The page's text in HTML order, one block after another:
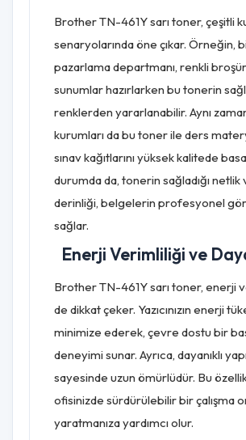
Brother TN-461Y sarı toner, çeşitli
senaryolarında öne çıkar. Örneğin,
pazarlama departmanı, renkli
sunumlar hazırlarken bu tonerin
renklerden yararlanabilir. Aynı
kurumları da bu toner ile ders
sınav kağıtlarını yüksek kalitede
durumda da, tonerin sağladığı netlik
derinliği, belgelerin profesyonel
sağlar.
Enerji Verimliliği ve
Brother TN-461Y sarı toner, enerji
de dikkat çeker. Yazıcınızın enerji
minimize ederek, çevre dostu bir
deneyimi sunar. Ayrıca, dayanıklı
sayesinde uzun ömürlüdür. Bu
ofisinizde sürdürülebilir bir çalışma
yaratmanıza yardımcı olur.